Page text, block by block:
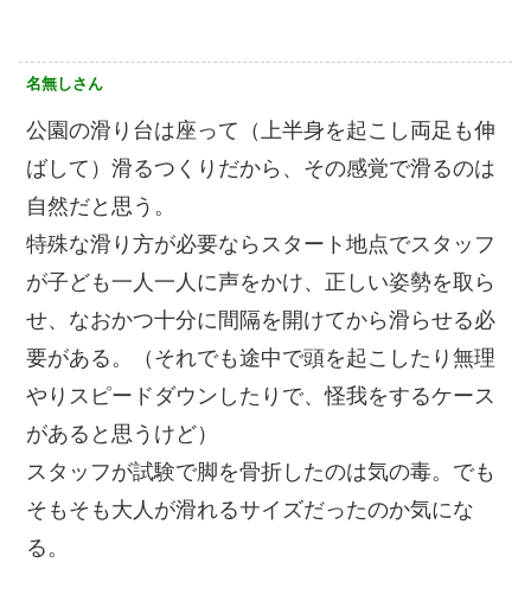
名無しさん
公園の滑り台は座って（上半身を起こし両足も伸
ばして）滑るつくりだから、その感覚で滑るのは
自然だと思う。
特殊な滑り方が必要ならスタート地点でスタッフ
が子ども一人一人に声をかけ、正しい姿勢を取ら
せ、なおかつ十分に間隔を開けてから滑らせる必
要がある。（それでも途中で頭を起こしたり無理
やりスピードダウンしたりで、怪我をするケース
があると思うけど）
スタッフが試験で脚を骨折したのは気の毒。でも
そもそも大人が滑れるサイズだったのか気にな
る。